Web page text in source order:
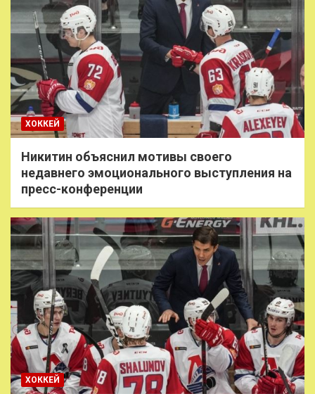
ХОККЕЙ
Никитин объяснил мотивы своего
недавнего эмоционального выступления на
пресс-конференции
ХОККЕЙ